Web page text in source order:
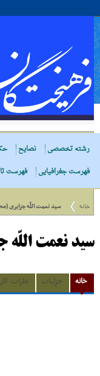
رشته تخصصی
نصایح
فهرست جغرافیایی
فهرست
خانه سید نعمت اللّه جزایری
سید نعمت
خانه جزئیات نظرات